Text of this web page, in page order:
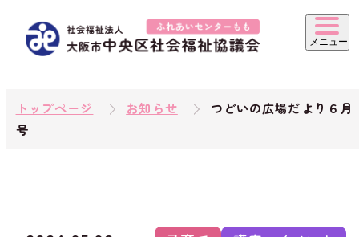
トップページ お知らせ
つどいの広場だより６月
号